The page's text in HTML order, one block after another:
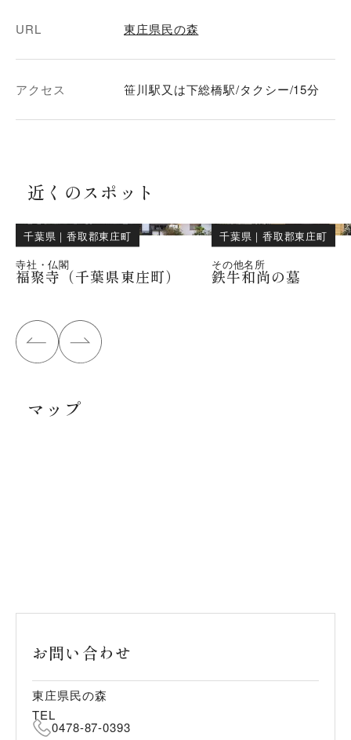
URL 東庄県民の森
アクセス 笹川駅又は下総橋駅/タクシー/15分
近くのスポット
千葉県 ｜香取郡東庄町
寺社・仏閣
福聚寺（千葉県東庄町）
千葉県 ｜香取郡東庄町
その他名所
鉄牛和尚の墓
マップ
お問い合わせ
東庄県民の森
TEL
0478-87-0393